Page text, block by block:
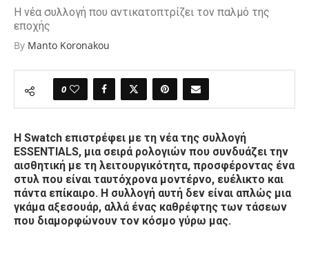
Η νέα συλλογή που αντικατοπτρίζει τον παλμό της
εποχής
By Manto Koronakou
0
Η Swatch επιστρέφει με τη νέα της συλλογή
ESSENTIALS, μια σειρά ρολογιών που συνδυάζει την
αισθητική με τη λειτουργικότητα, προσφέροντας ένα
στυλ που είναι ταυτόχρονα μοντέρνο, ευέλικτο και
πάντα επίκαιρο. Η συλλογή αυτή δεν είναι απλώς μια
γκάμα αξεσουάρ, αλλά ένας καθρέφτης των τάσεων
που διαμορφώνουν τον κόσμο γύρω μας.